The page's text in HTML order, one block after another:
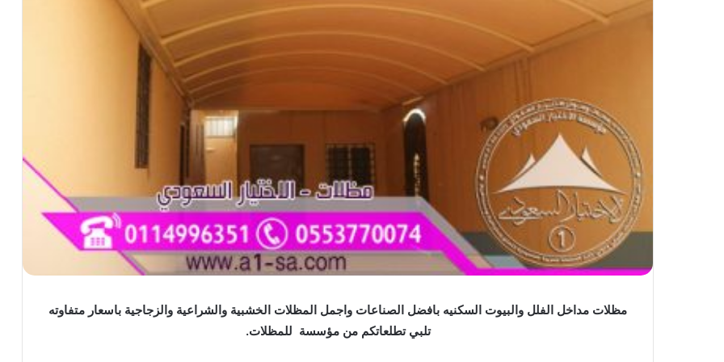
مظلات مداخل الفلل والبيوت السكنيه بافضل الصناعات واجمل المظلات الخشبية والشراعية والزجاجية باسعار متفاوته
تلبي تطلعاتكم من مؤسسة للمظلات.